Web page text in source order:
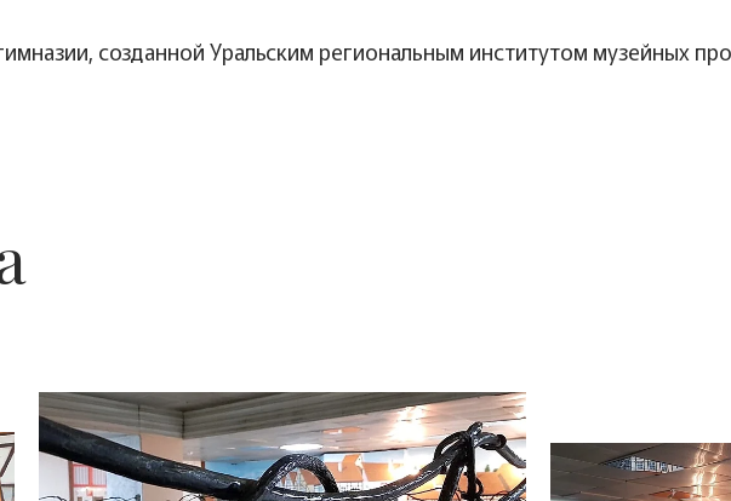
созданной Уральским региональным институтом музейных